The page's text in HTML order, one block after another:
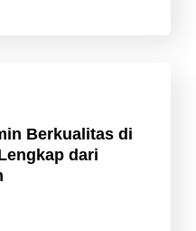
Berkualitas di
dari